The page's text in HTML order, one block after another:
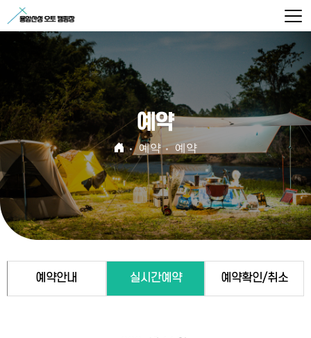
예약
예약 예약
예약안내 실시간예약 예약확인/취소